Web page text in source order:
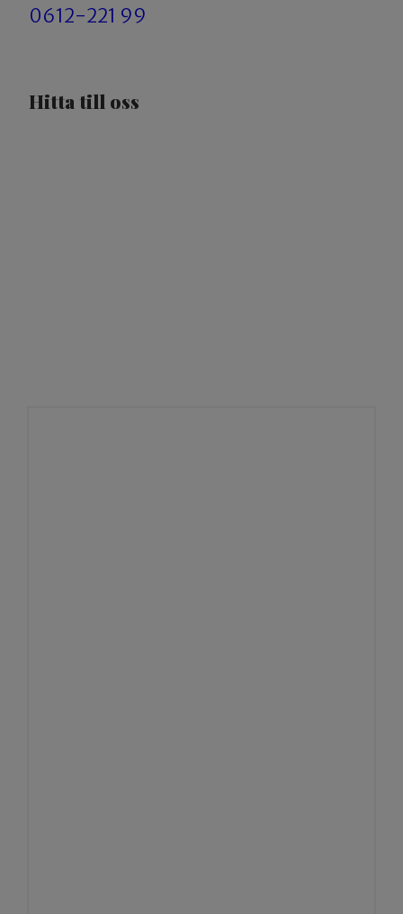
0612-221 99
Hitta till oss